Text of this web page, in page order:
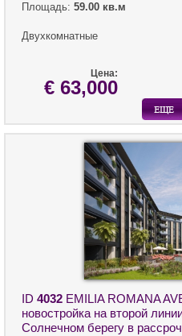
Площадь: 59.00 кв.м
Двухкомнатные
Цена:
€ 63,000
ID 4032 EMILIA ROMANA
новостройка на второй
Солнечном берегу в